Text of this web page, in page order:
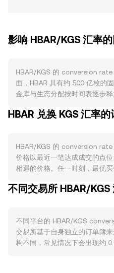
影响 HBAR/KGS 汇率
HBAR/KGS 的 conversion
面，HBAR 具有约 500 亿枚的
金库与生态分配按时间表逐步
明与代理质押，质押与节点奖
收缩。需求方面，Hedera 的企
括高吞吐、低且可预测费用支
链与文件时间戳、微支付等，链
的 AMM）、钱包与托管集成度
强弱会通过报价腿传导到
如美元走强、地区通胀与利率
响本地法币估值。监管方面，
HBAR 兑换 KGS 汇率
HBAR/KGS 的 conversion rate
价格以最近一笔达成成交的点
相遇的价格。任一时刻，最优
获得更具代表性的参考，数据
面，简单的计算关系是：KGS
rate，反之 HBAR Amount =
的 rate 即当前观察到的
不同交易所 HBAR/KGS
不同平台的 HBAR/KGS
交易所基于自身独立的订单簿
构不同，常见情况下会出现约